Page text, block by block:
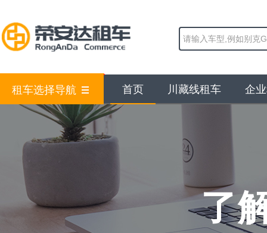
租车选择导航 首页 川藏线租车 企
了